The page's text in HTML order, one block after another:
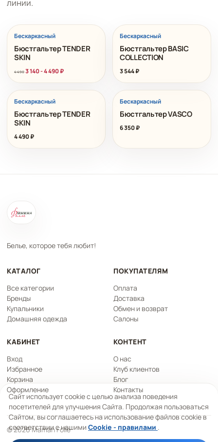
линии.
Бескаркасный
Бюстгальтер TENDER
SKIN
4 490 3 140-4 490₽
Бескаркасный
Бюстгальтер BASIC
COLLECTION
3 544₽
Бескаркасный
Бюстгальтер TENDER
SKIN
4 490₽
Бескаркасный
Бюстгальтер VASCO
6 350₽
Белье, которое тебя любит!
КАТАЛОГ
Все категории
Бренды
Купальники
Домашняя одежда
ПОКУПАТЕЛЯМ
Оплата
Доставка
Обмен и возврат
Салоны
КАБИНЕТ
Вход
Избранное
Корзина
Оформление
КОНТЕНТ
О нас
Клуб клиентов
Блог
Контакты
© 2026 Maman Folle
Сайт использует cookie с целью анализа поведения
посетителей для улучшения Сайта. Продолжая пользоваться
Сайтом, вы соглашаетесь на использование файлов cookie в
соответствии с нашими Cookie - правилами .